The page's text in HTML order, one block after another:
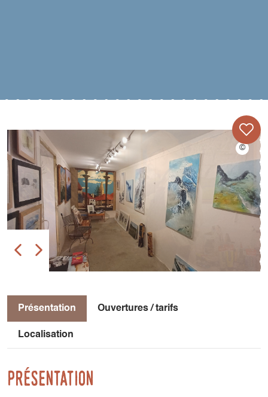
Présentation Ouvertures / tarifs
Localisation
Présentation